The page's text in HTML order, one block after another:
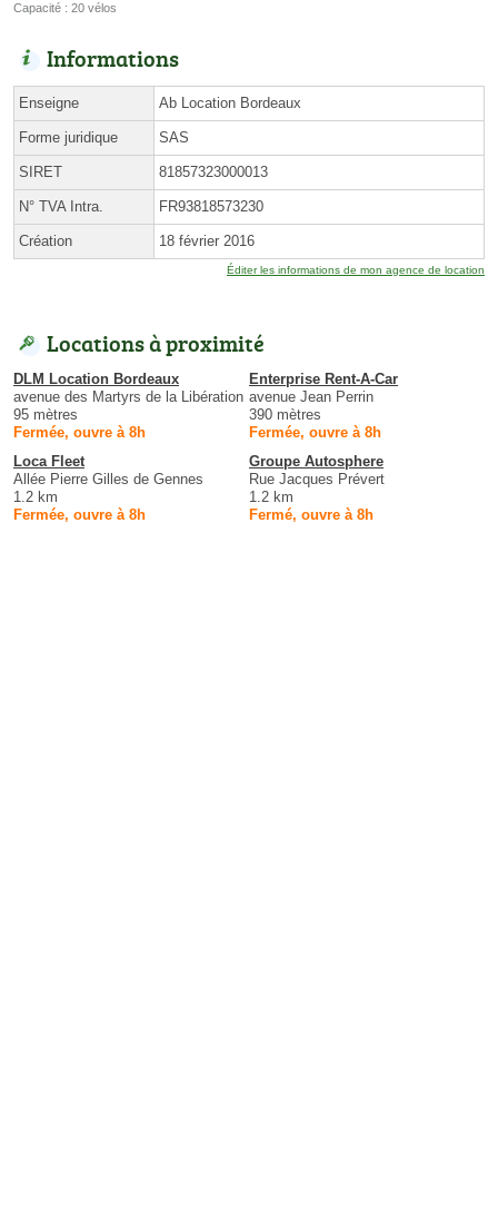
Capacité : 20 vélos
Informations
Enseigne Ab Location Bordeaux
Forme juridique SAS
SIRET 81857323000013
N° TVA Intra. FR93818573230
Création 18 février 2016
Éditer les informations de mon agence de location
Locations à proximité
DLM Location Bordeaux
avenue des Martyrs de la Libération
95 mètres
Fermée, ouvre à 8h
Enterprise Rent-A-Car
avenue Jean Perrin
390 mètres
Fermée, ouvre à 8h
Loca Fleet
Allée Pierre Gilles de Gennes
1.2 km
Fermée, ouvre à 8h
Groupe Autosphere
Rue Jacques Prévert
1.2 km
Fermé, ouvre à 8h